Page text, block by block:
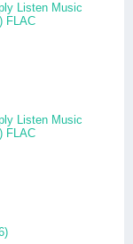
Listen Music
FLAC
Listen Music
FLAC